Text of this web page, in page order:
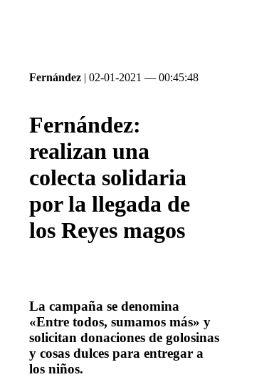
Fernández | 02-01-2021 — 00:45:48
Fernández:
realizan una
colecta solidaria
por la llegada de
los Reyes magos
La campaña se denomina
«Entre todos, sumamos más» y
solicitan donaciones de golosinas
y cosas dulces para entregar a
los niños.